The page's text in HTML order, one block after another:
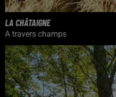
LA CHÂTAIGNE
A travers champs